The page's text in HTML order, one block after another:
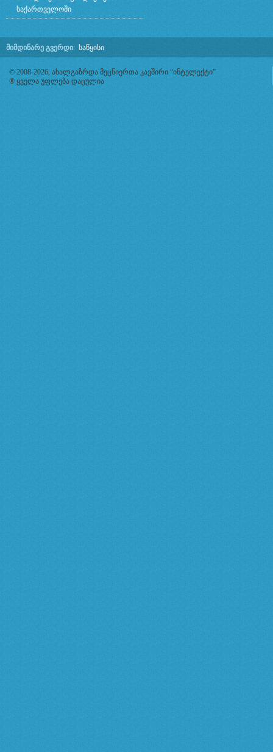
საქართველოში
მიმდინარე გვერდი: საწყისი
© 2008-2026, ახალგაზრდა მეცნიერთა კავშირი “ინტელექტი”
® ყველა უფლება დაცულია